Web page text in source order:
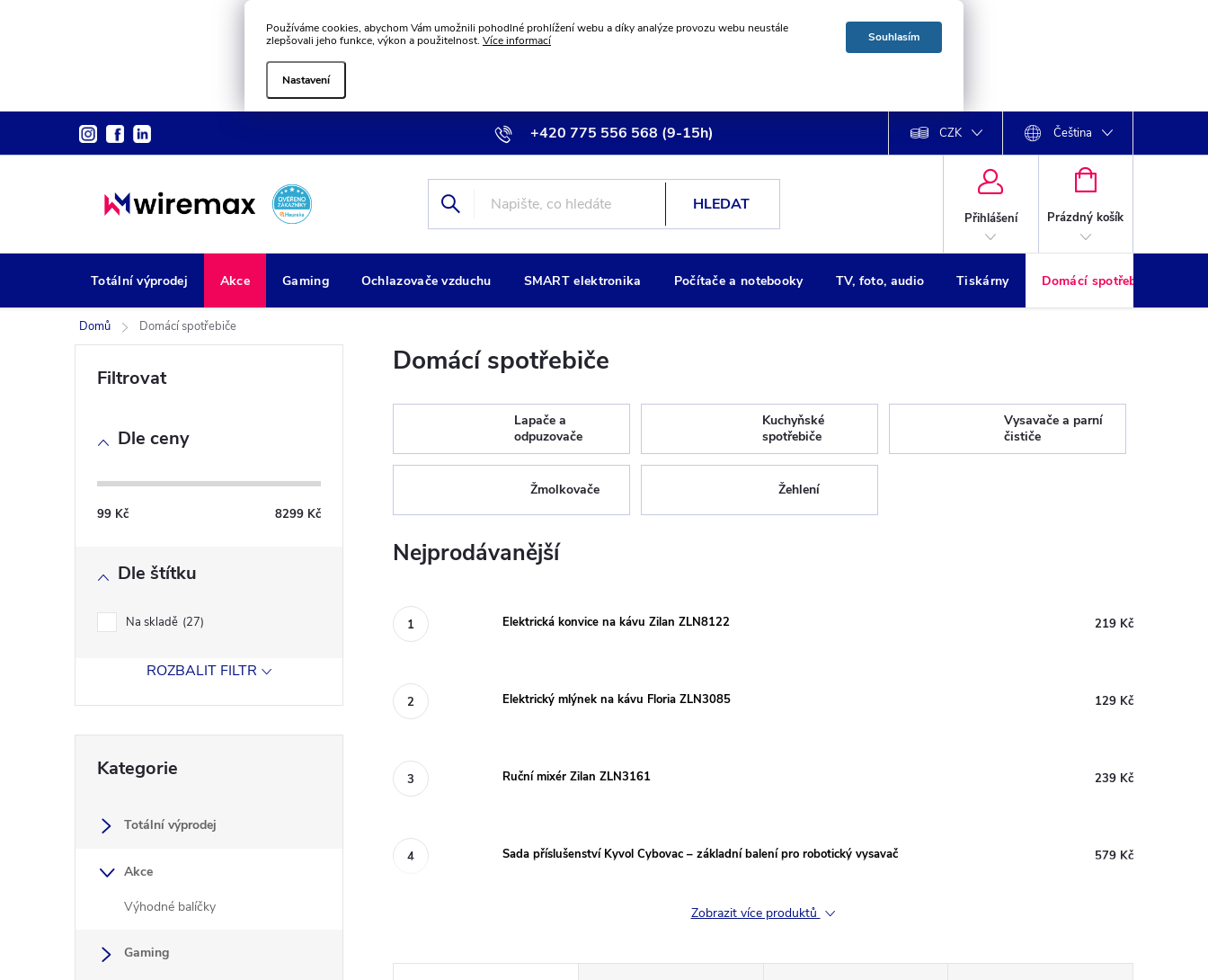
Používáme cookies, abychom Vám umožnili pohodlné prohlížení webu a díky analýze provozu webu neustále
zlepšovali jeho funkce, výkon a použitelnost. Více informací
Nastavení
Souhlasím
+420 775 556 568 (9-15h)
info@wiremax.eu
CZK Čeština
HLEDAT
Přihlášení
NÁKUPNÍ
Prázdný košík
Totální výprodej Akce Gaming Ochlazovače vzduchu SMART elektronika Počítače a notebooky TV, foto, audio Tiskárny Domácí spotřebiče
Domů Domácí spotřebiče
í
Dle ceny
99 Kč 8299 Kč
Dle štítku
Na skladě 27
ROZBALIT FILTR
kategorie
Kategorie
Totální výprodej
Akce
Výhodné balíčky
Gaming
Domácí spotřebiče
Lapače a
odpuzovače
Kuchyňské
spotřebiče
Vysavače a parní
čističe
Žmolkovače Žehlení
Nejprodávanější
Elektrická konvice na kávu Zilan ZLN8122 219 Kč
Elektrický mlýnek na kávu Floria ZLN3085 129 Kč
Ruční mixér Zilan ZLN3161 239 Kč
Sada příslušenství Kyvol Cybovac – základní balení pro robotický vysavač 579 Kč
Zobrazit více produktů